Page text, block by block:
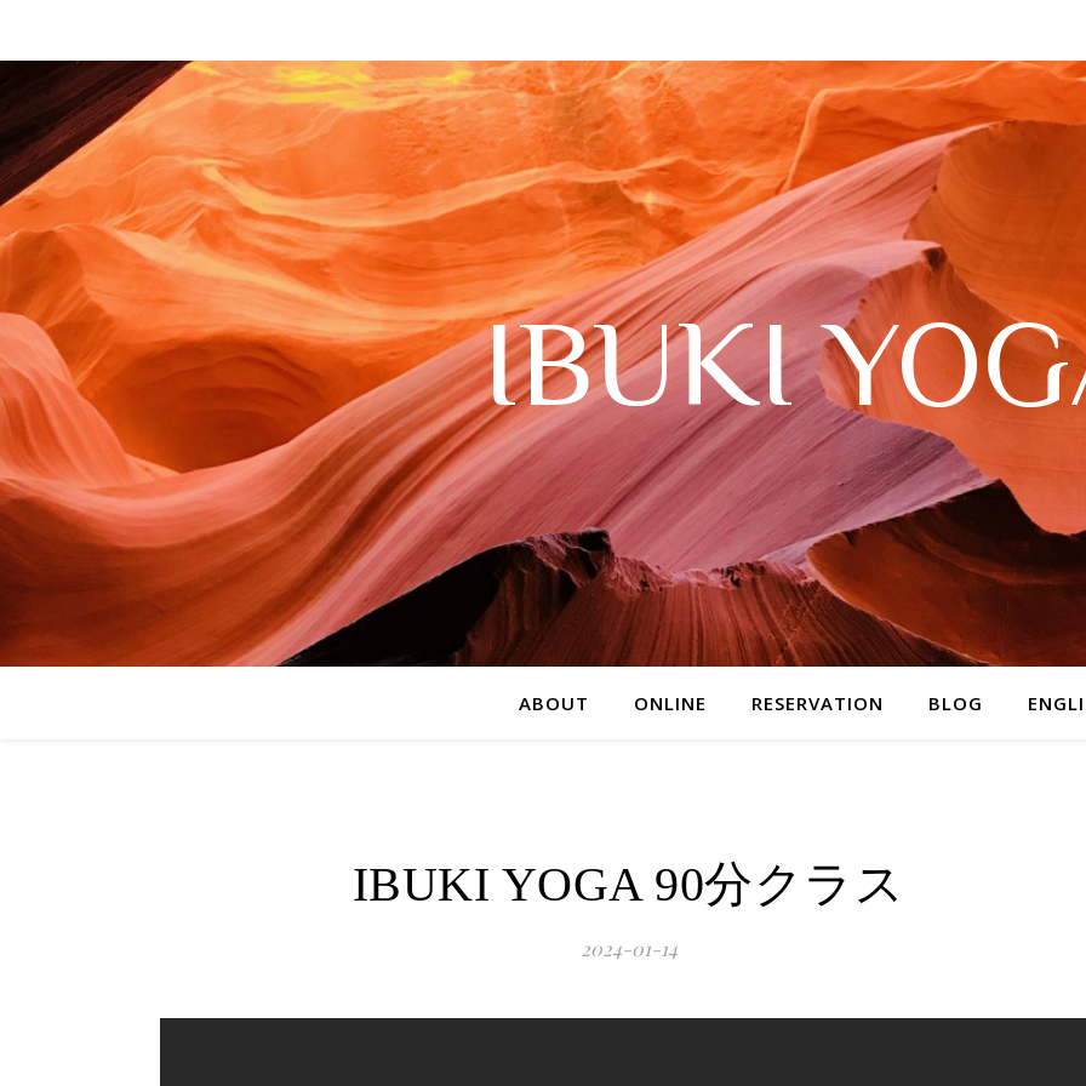
IBUKI
ABOUT ONLINE RESERVATION BLOG
IBUKI YOGA 90分クラス
2024-01-14